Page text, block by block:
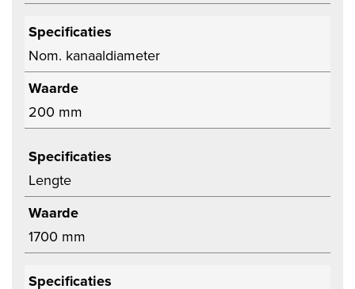
Specificaties
Nom. kanaaldiameter
Waarde
200 mm
Specificaties
Lengte
Waarde
1700 mm
Specificaties